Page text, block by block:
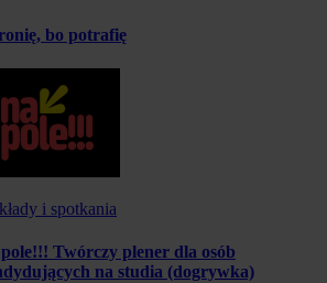
bo potrafię
i spotkania
Twórczy plener dla osób
na studia (dogrywka)